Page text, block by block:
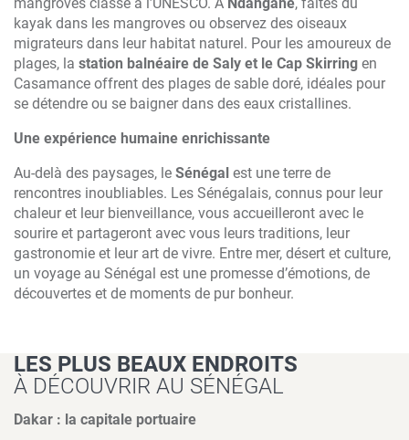
kayak dans les mangroves ou observez des oiseaux
migrateurs dans leur habitat naturel. Pour les amoureux de
plages, la station balnéaire de Saly et le Cap Skirring en
Casamance offrent des plages de sable doré, idéales pour
se détendre ou se baigner dans des eaux cristallines.
Une expérience humaine enrichissante
Au-delà des paysages, le Sénégal est une terre de
rencontres inoubliables. Les Sénégalais, connus pour leur
chaleur et leur bienveillance, vous accueilleront avec le
sourire et partageront avec vous leurs traditions, leur
gastronomie et leur art de vivre. Entre mer, désert et culture,
un voyage au Sénégal est une promesse d’émotions, de
découvertes et de moments de pur bonheur.
LES PLUS BEAUX ENDROITS
À DÉCOUVRIR AU SÉNÉGAL
Dakar : la capitale portuaire